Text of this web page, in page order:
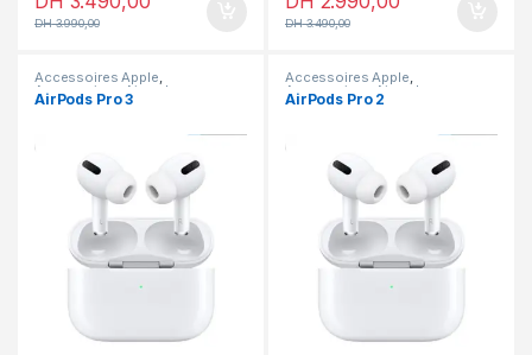
DH3.990,00 DH3.490,00
Accessoires Apple,
Accessoires Airpods
AirPods Pro 3
Accessoires Apple,
Accessoires Airpods
AirPods Pro 2